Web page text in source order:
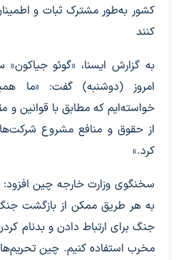
کشور به‌طور مشترک ثبات و
کنند
به گزارش ایسنا، «گوئو
امروز (دوشنبه) گفت: «ما
خواسته‌ایم که مطابق با قوانین و
از حقوق و منافع مشروع
کرد.»
سخنگوی وزارت خارجه چین
به هر طریق ممکن از بازگشت جنگ
جنگ برای ارتباط دادن و بدنام
مخرب استفاده کنیم. چین تحریم‌های